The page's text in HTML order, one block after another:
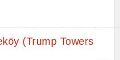
(Trump Towers